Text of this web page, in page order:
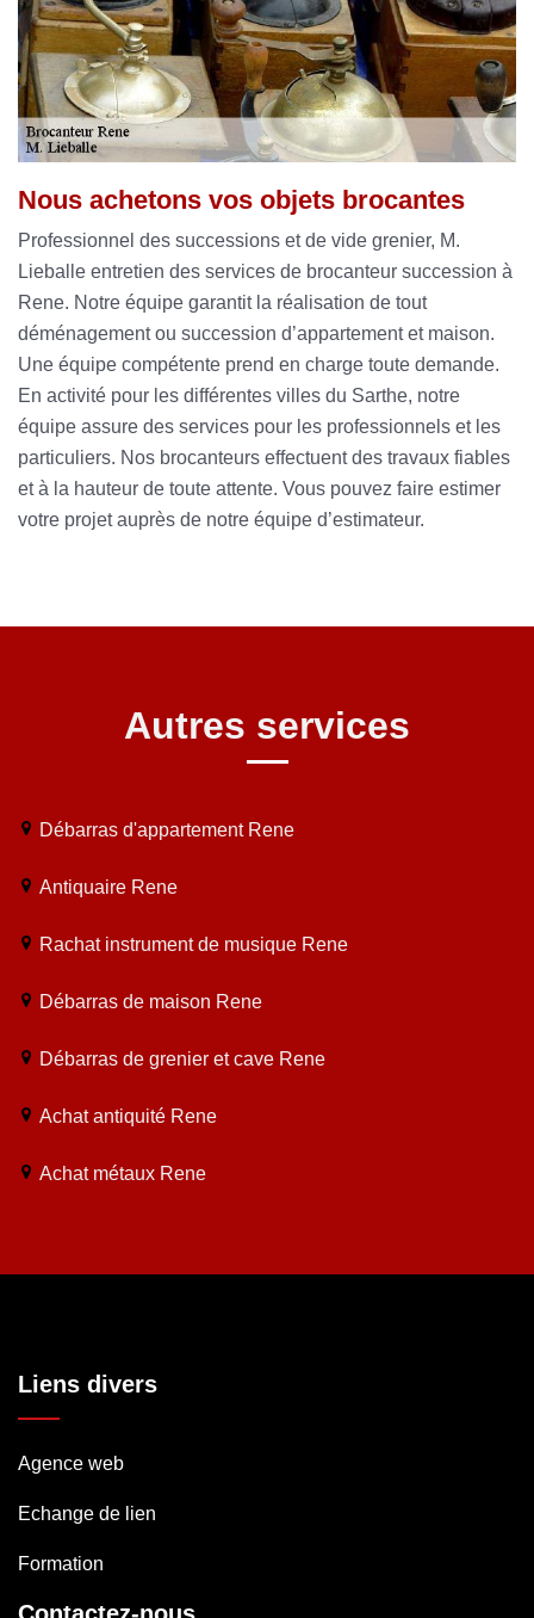
Nous achetons vos objets brocantes
Professionnel des successions et de vide grenier, M.
Lieballe entretien des services de brocanteur succession à
Rene. Notre équipe garantit la réalisation de tout
déménagement ou succession d’appartement et maison.
Une équipe compétente prend en charge toute demande.
En activité pour les différentes villes du Sarthe, notre
équipe assure des services pour les professionnels et les
particuliers. Nos brocanteurs effectuent des travaux fiables
et à la hauteur de toute attente. Vous pouvez faire estimer
votre projet auprès de notre équipe d’estimateur.
Autres services
Débarras d'appartement Rene
Antiquaire Rene
Rachat instrument de musique Rene
Débarras de maison Rene
Débarras de grenier et cave Rene
Achat antiquité Rene
Achat métaux Rene
Liens divers
Agence web
Echange de lien
Formation